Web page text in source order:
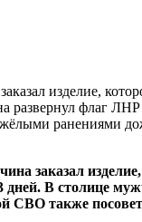
изделие,
флаг ЛНР
ранениями
заказал изделие,
дней. В столице
СВО также